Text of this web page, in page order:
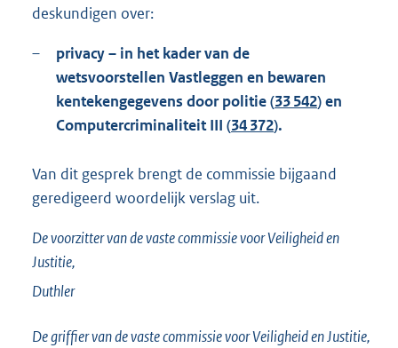
deskundigen over:
–
privacy – in het kader van de
wetsvoorstellen Vastleggen en bewaren
kentekengegevens door politie (33 542) en
Computercriminaliteit III (34 372).
Van dit gesprek brengt de commissie bijgaand
geredigeerd woordelijk verslag uit.
De voorzitter van de vaste commissie voor Veiligheid en
Justitie,
Duthler
De griffier van de vaste commissie voor Veiligheid en Justitie,